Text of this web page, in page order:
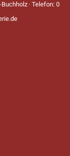
· Telefon: 0